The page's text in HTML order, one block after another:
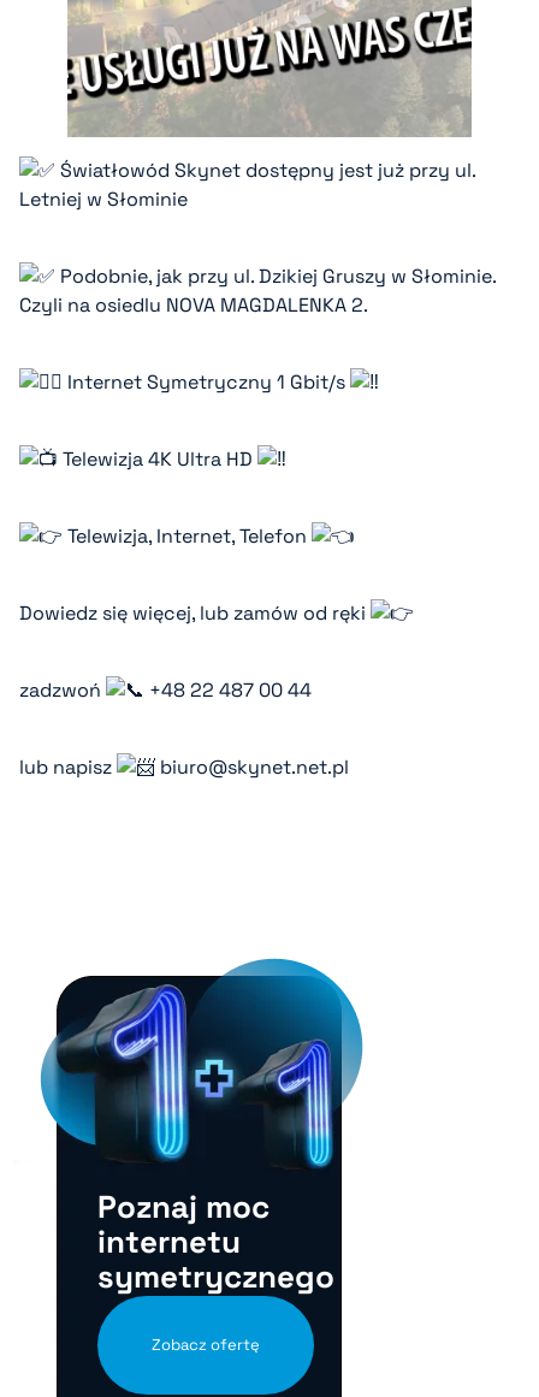
Światłowód Skynet dostępny jest już przy ul.
Letniej w Słominie
Podobnie, jak przy ul. Dzikiej Gruszy w Słominie.
Czyli na osiedlu NOVA MAGDALENKA 2.
Internet Symetryczny 1 Gbit/s
Telewizja 4K Ultra HD
Telewizja, Internet, Telefon
Dowiedz się więcej, lub zamów od ręki
zadzwoń +48 22 487 00 44
lub napisz biuro@skynet.net.pl
Poznaj moc
internetu
symetrycznego
Zobacz ofertę